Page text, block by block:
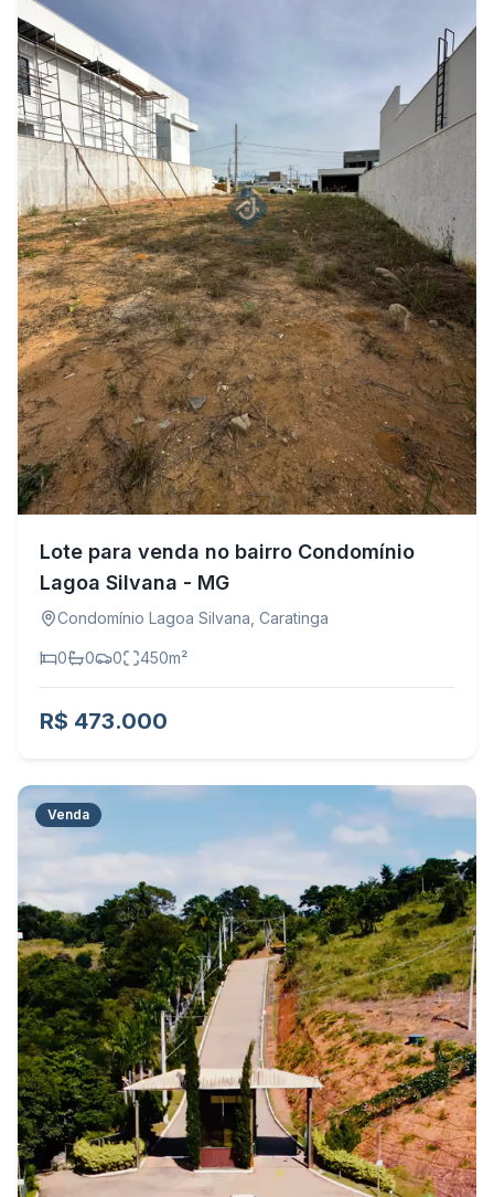
Lote para venda no bairro Condomínio
Lagoa Silvana - MG
Condomínio Lagoa Silvana Caratinga
0 0 0 450m²
R$ 473.000
Venda